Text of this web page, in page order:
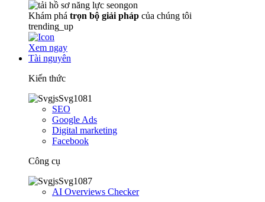
Khám phá trọn bộ giải pháp của chúng tôi
trending_up
Xem ngay
Tài nguyên
Kiến thức
SEO
Google Ads
Digital marketing
Facebook
Công cụ
AI Overviews Checker